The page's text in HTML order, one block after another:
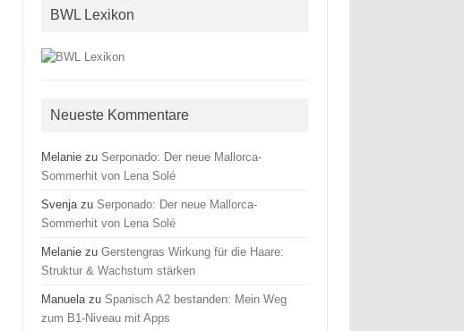
BWL Lexikon
Neueste Kommentare
Melanie zu Serponado: Der neue Mallorca-
Sommerhit von Lena Solé
Svenjazu Serponado: Der neue Mallorca-
Sommerhit von Lena Solé
Melanie zuGerstengras Wirkung für die Haare:
Struktur & Wachstum stärken
Manuelazu Spanisch A2 bestanden: Mein Weg
zum B1-Niveau mit Apps